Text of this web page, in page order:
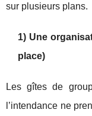
sur plusieurs plans.
1) Une
place)
Les gîtes de
l’intendance ne